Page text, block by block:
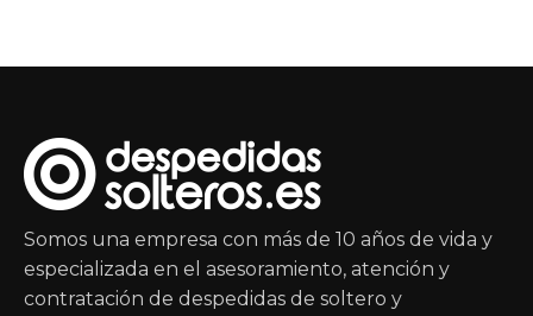
Somos una empresa con más de 10 años de vida y
especializada en el asesoramiento, atención y
contratación de despedidas de soltero y